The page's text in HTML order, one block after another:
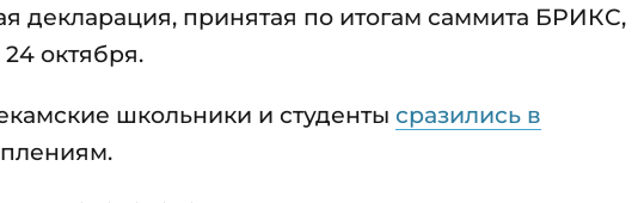
декларация, принятая по итогам саммита БРИКС,
октября.
школьники и студенты сразились в